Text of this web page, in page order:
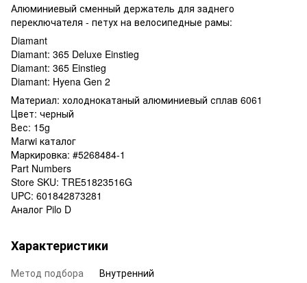
Алюминиевый сменный держатель для заднего
переключателя - петух на велосипедные рамы:
Diamant
Diamant: 365 Deluxe Einstieg
Diamant: 365 Einstieg
Diamant: Hyena Gen 2
Материал: холоднокатаный алюминиевый сплав 6061
Цвет: черный
Вес: 15g
Marwi каталог
Маркировка: #5268484-1
Part Numbers
Store SKU: TRE51823516G
UPC: 601842873281
Аналог Pilo D
Характеристики
Метод подбора
Внутренний